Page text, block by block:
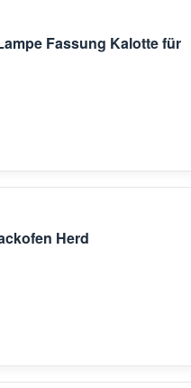
Fassung Kalotte für
Herd